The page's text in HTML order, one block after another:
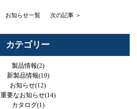
お知らせ一覧 次の記事 ＞
カテゴリー
製品情報(2)
新製品情報(19)
お知らせ(12)
重要なお知らせ(14)
カタログ(1)